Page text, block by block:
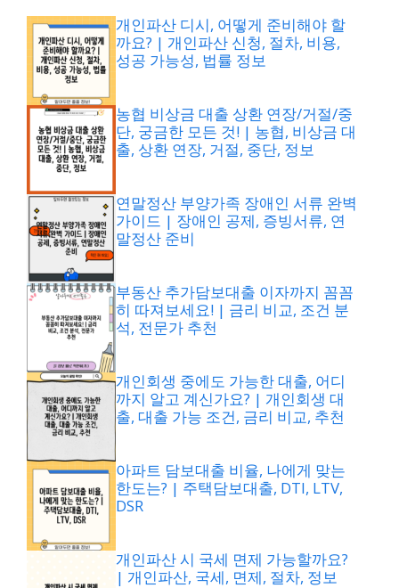
개인파산 디시, 어떻게 준비해야 할
까요? | 개인파산 신청, 절차, 비용,
성공 가능성, 법률 정보
농협 비상금 대출 상환 연장/거절/중
단, 궁금한 모든 것! | 농협, 비상금 대
출, 상환 연장, 거절, 중단, 정보
연말정산 부양가족 장애인 서류 완벽
가이드 | 장애인 공제, 증빙서류, 연
말정산 준비
부동산 추가담보대출 이자까지 꼼꼼
히 따져보세요! | 금리 비교, 조건 분
석, 전문가 추천
개인회생 중에도 가능한 대출, 어디
까지 알고 계신가요? | 개인회생 대
출, 대출 가능 조건, 금리 비교, 추천
아파트 담보대출 비율, 나에게 맞는
한도는? | 주택담보대출, DTI, LTV,
DSR
개인파산 시 국세 면제 가능할까요?
| 개인파산, 국세, 면제, 절차, 정보